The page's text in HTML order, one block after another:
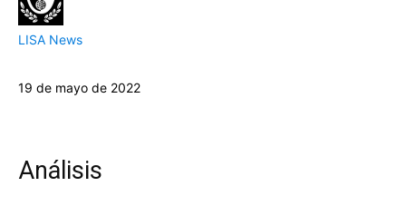
LISA News
19 de mayo de 2022
Análisis